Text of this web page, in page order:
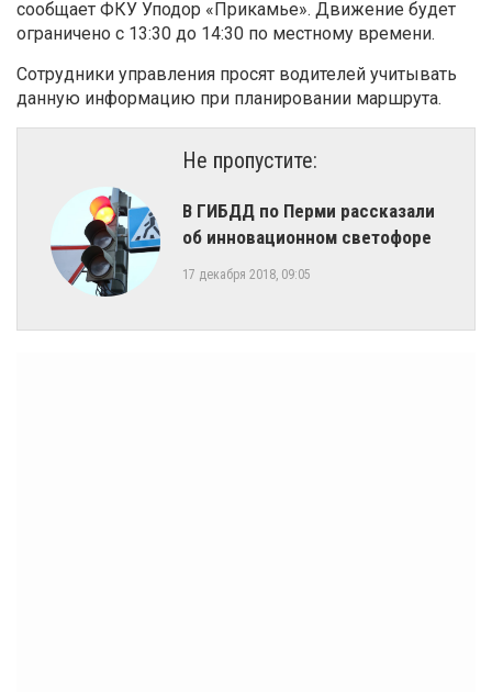
сообщает ФКУ Уподор «Прикамье». Движение будет
ограничено с 13:30 до 14:30 по местному времени.
Сотрудники управления просят водителей учитывать
данную информацию при планировании маршрута.
Не пропустите:
​В ГИБДД по Перми рассказали
об инновационном светофоре
17 декабря 2018, 09:05